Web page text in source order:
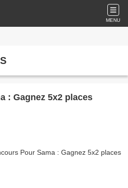
MENU
: Gagnez 5x2 places